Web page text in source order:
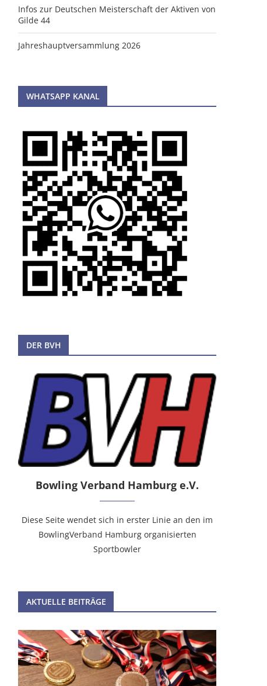
HAMBURGER
EINZELMEISTERSCHAFT DER
SENIOREN UND VERSEHRTEN
10. November 2025
26.10.2025 – 1. START
Infos zur Deutschen Meisterschaft der Aktiven von
Gilde 44
Jahreshauptversammlung 2026
WHATSAPP KANAL
DER BVH
Bowling Verband Hamburg e.V.
Diese Seite wendet sich in erster Linie an den im
BowlingVerband Hamburg organisierten
Sportbowler
AKTUELLE BEITRÄGE